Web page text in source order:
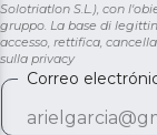
Solotriatlon S.L.), con
gruppo. La base di
accesso, rettifica,
sulla privacy
Correo